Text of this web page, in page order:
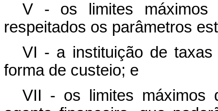
V - os limites máximos
respeitados os parâmetros
VI - a instituição de
forma de custeio; e
VII - os limites máximos